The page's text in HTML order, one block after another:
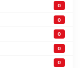
0
0
0
0
0